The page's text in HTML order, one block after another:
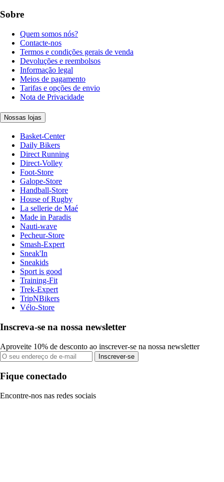
Sobre
Quem somos nós?
Contacte-nos
Termos e condições gerais de venda
Devoluções e reembolsos
Informação legal
Meios de pagamento
Tarifas e opções de envio
Nota de Privacidade
Nossas lojas
Basket-Center
Daily Bikers
Direct Running
Direct-Volley
Foot-Store
Galope-Store
Handball-Store
House of Rugby
La sellerie de Maé
Made in Paradis
Nauti-wave
Pecheur-Store
Smash-Expert
Sneak'In
Sneakids
Sport is good
Training-Fit
Trek-Expert
TripNBikers
Vélo-Store
Inscreva-se na nossa newsletter
Aproveite 10% de desconto ao inscrever-se na nossa newsletter
Inscrever-se
Fique conectado
Encontre-nos nas redes sociais